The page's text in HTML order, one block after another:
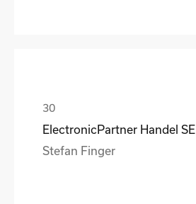
ElectronicPartner Handel SE
Stefan Finger